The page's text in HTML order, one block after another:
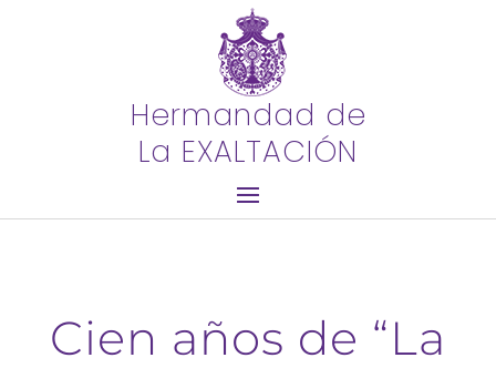
Hermandad de
La EXALTACIÓN
Cien años de “La